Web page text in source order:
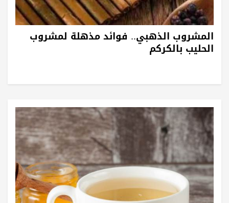
المشروب الذهبي.. فوائد مذهلة لمشروب
الحليب بالكركم